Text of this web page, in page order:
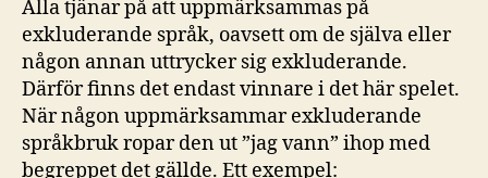
Alla tjänar på att uppmärksammas på
exkluderande språk, oavsett om de själva eller
någon annan uttrycker sig exkluderande.
Därför finns det endast vinnare i det här spelet.
När någon uppmärksammar exkluderande
språkbruk ropar den ut ”jag vann” ihop med
begreppet det gällde. Ett exempel: